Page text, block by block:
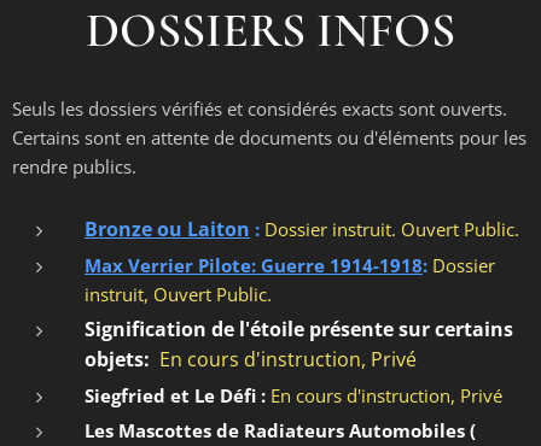
DOSSIERS INFOS
Seuls les dossiers vérifiés et considérés exacts sont ouverts.
Certains sont en attente de documents ou d'éléments pour les
rendre publics.
Bronze ou Laiton : Dossier instruit. Ouvert Public.
Max Verrier Pilote: Guerre 1914-1918: Dossier
instruit, Ouvert Public.
Signification de l'étoile présente sur certains
objets: En cours d'instruction, Privé
Siegfried et Le Défi : En cours d'instruction, Privé
Les Mascottes de Radiateurs Automobiles (